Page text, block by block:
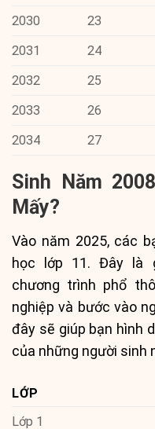
2030
23
2031
24
2032
25
2033
26
2034
27
Sinh Năm
Mấy?
Vào năm 2025, các
học lớp 11. Đây là
chương trình phổ
nghiệp và bước vào
đây sẽ giúp bạn hình
của những người sinh
LỚP
Lớp 1